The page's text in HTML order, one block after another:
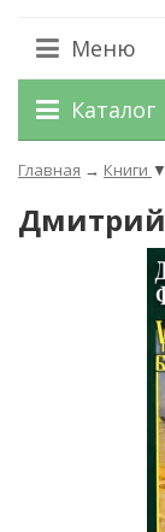
Меню
Каталог
Главная → Книги ▼